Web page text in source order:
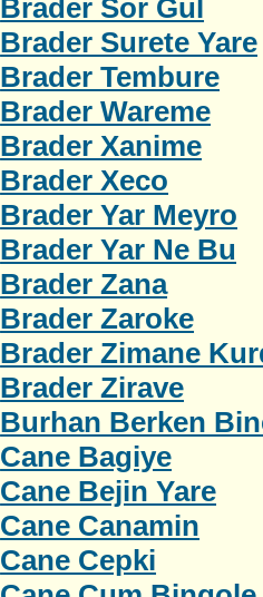
Brader Sor Gul
Brader Surete Yare
Brader Tembure
Brader Wareme
Brader Xanime
Brader Xeco
Brader Yar Meyro
Brader Yar Ne Bu
Brader Zana
Brader Zaroke
Brader Zimane
Brader Zirave
Burhan Berken
Cane Bagiye
Cane Bejin Yare
Cane Canamin
Cane Cepki